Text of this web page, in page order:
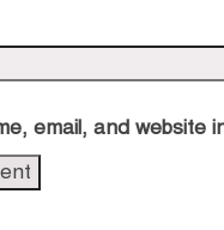
email, and website